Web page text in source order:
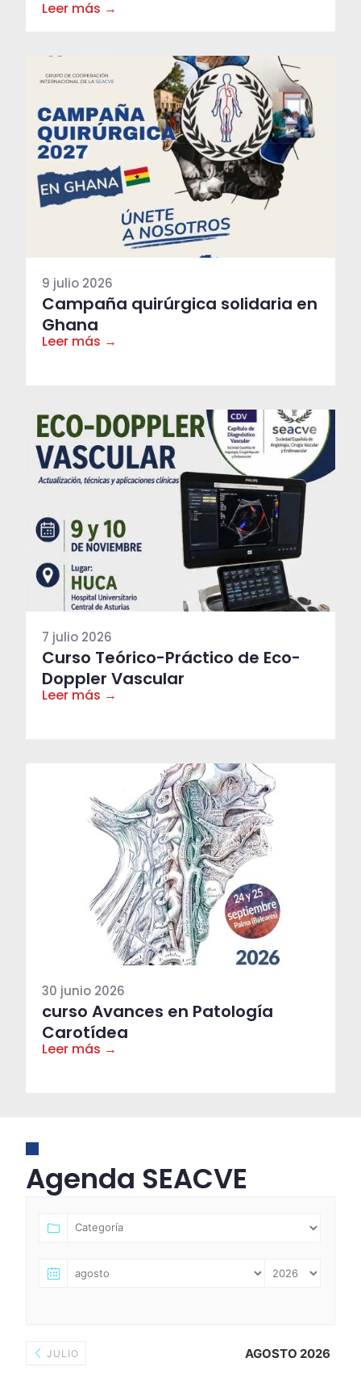
Leer más →
9 julio 2026
Campaña quirúrgica solidaria en
Ghana
Leer más →
7 julio 2026
Curso Teórico-Práctico de Eco-
Doppler Vascular
Leer más →
30 junio 2026
curso Avances en Patología
Carotídea
Leer más →
Agenda SEACVE
JULIO AGOSTO 2026